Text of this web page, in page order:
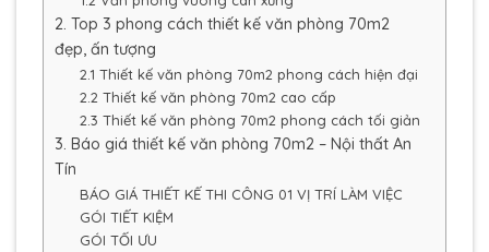
2. Top 3 phong cách thiết kế văn phòng 70m2
đẹp, ấn tượng
2.1 Thiết kế văn phòng 70m2 phong cách hiện đại
2.2 Thiết kế văn phòng 70m2 cao cấp
2.3 Thiết kế văn phòng 70m2 phong cách tối giản
3. Báo giá thiết kế văn phòng 70m2 – Nội thất An
Tín
BÁO GIÁ THIẾT KẾ THI CÔNG 01 VỊ TRÍ LÀM VIỆC
GÓI TIẾT KIỆM
GÓI TỐI ƯU